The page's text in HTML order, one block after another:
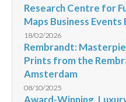
Research Centre for
Maps Business Events
18/02/2026
Rembrandt:
Prints from the
Amsterdam
08/10/2025
Award-Winning,